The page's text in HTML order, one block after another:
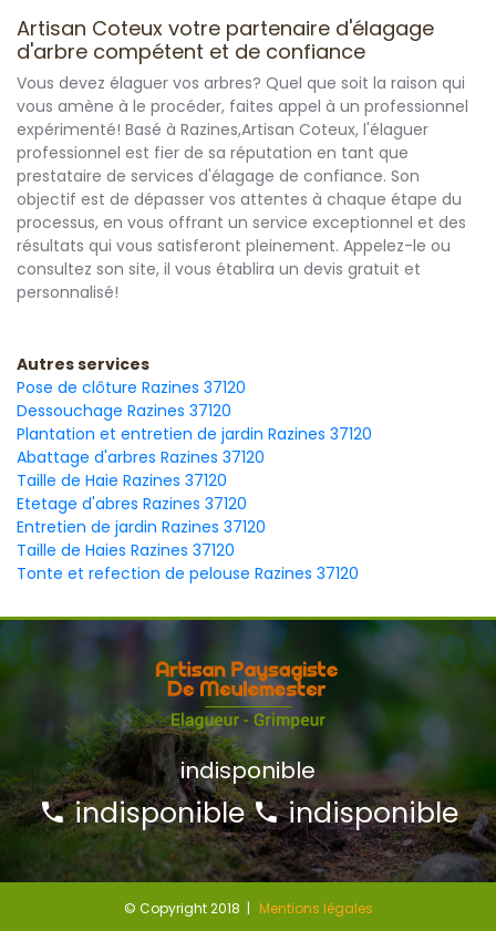
Artisan Coteux votre partenaire d'élagage
d'arbre compétent et de confiance
Vous devez élaguer vos arbres? Quel que soit la raison qui
vous amène à le procéder, faites appel à un professionnel
expérimenté! Basé à Razines,Artisan Coteux, l'élaguer
professionnel est fier de sa réputation en tant que
prestataire de services d'élagage de confiance. Son
objectif est de dépasser vos attentes à chaque étape du
processus, en vous offrant un service exceptionnel et des
résultats qui vous satisferont pleinement. Appelez-le ou
consultez son site, il vous établira un devis gratuit et
personnalisé!
Autres services
Pose de clôture Razines 37120
Dessouchage Razines 37120
Plantation et entretien de jardin Razines 37120
Abattage d'arbres Razines 37120
Taille de Haie Razines 37120
Etetage d'abres Razines 37120
Entretien de jardin Razines 37120
Taille de Haies Razines 37120
Tonte et refection de pelouse Razines 37120
indisponible
indisponible indisponible
© Copyright 2018 | Mentions légales